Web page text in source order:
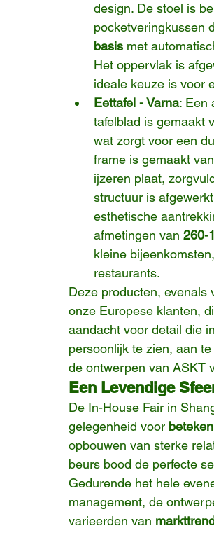
design. De stoel is
pocketveringkussen
basis met
Het oppervlak is
ideale keuze is voor
Eettafel - Varna: Een
tafelblad is gemaakt
wat zorgt voor een
frame is gemaakt van
ijzeren plaat,
structuur is
esthetische
afmetingen van 260-
kleine
restaurants.
Deze producten, evenals
onze Europese klanten,
aandacht voor detail die
persoonlijk te zien, aan
de ontwerpen van ASKT
Een Levendige
De In-House Fair in
gelegenheid voor
opbouwen van sterke
beurs bood de perfecte
Gedurende het hele
management, de
varieerden van